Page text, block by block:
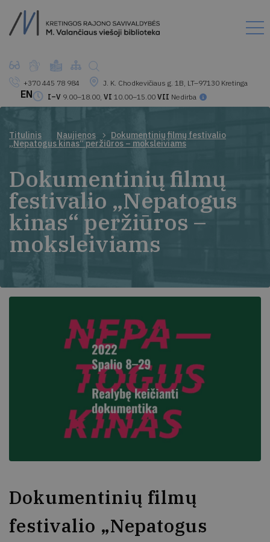
+370 445 78 984
J. K. Chodkevičiaus g. 1B, LT–97130 Kretinga
I–V 9.00–18.00, VI 10.00–15.00 VII Nedirba
EN
Titulinis Naujienos Dokumentinių filmų festivalio
„Nepatogus kinas“ peržiūros – moksleiviams
Dokumentinių filmų
festivalio „Nepatogus
kinas“ peržiūros –
moksleiviams
Dokumentinių filmų
festivalio „Nepatogus